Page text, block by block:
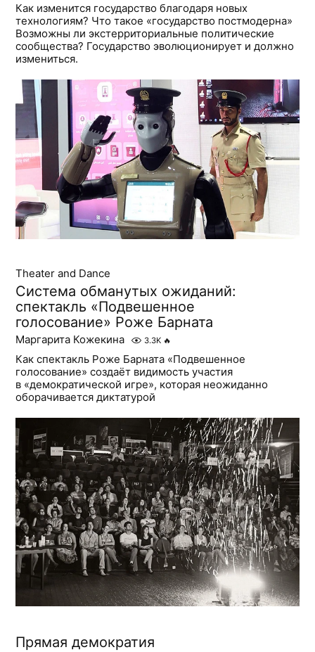
Как изменится государство благодаря новых
технологиям? Что такое «государство постмодерна»
Возможны ли экстерриториальные политические
сообщества? Государство эволюционирует и должно
измениться.
Theater and Dance
Система обманутых ожиданий:
cпектакль «Подвешенное
голосование» Роже Барната
Маргарита Кожекина 3.3K 🔥
Как спектакль Роже Барната «Подвешенное
голосование» создаёт видимость участия
в «демократической игре», которая неожиданно
оборачивается диктатурой
Прямая демократия